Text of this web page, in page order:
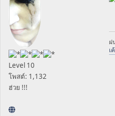
Level 10
โพสต์: 1,132
ฮ่วย !!!
ฝ
เ